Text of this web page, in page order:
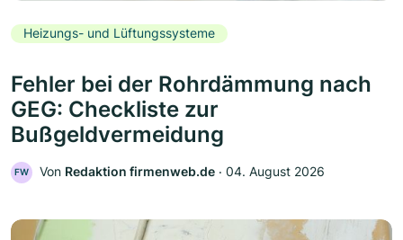
Heizungs- und Lüftungssysteme
Fehler bei der Rohrdämmung nach
GEG: Checkliste zur
Bußgeldvermeidung
FW Von Redaktion firmenweb.de ‧ 04. August 2026